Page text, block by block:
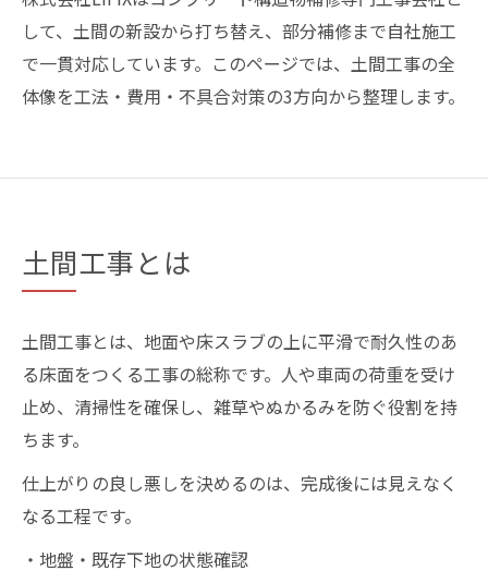
して、土間の新設から打ち替え、部分補修まで自社施工
で一貫対応しています。このページでは、土間工事の全
体像を工法・費用・不具合対策の3方向から整理します。
土間工事とは
土間工事とは、地面や床スラブの上に平滑で耐久性のあ
る床面をつくる工事の総称です。人や車両の荷重を受け
止め、清掃性を確保し、雑草やぬかるみを防ぐ役割を持
ちます。
仕上がりの良し悪しを決めるのは、完成後には見えなく
なる工程です。
・地盤・既存下地の状態確認